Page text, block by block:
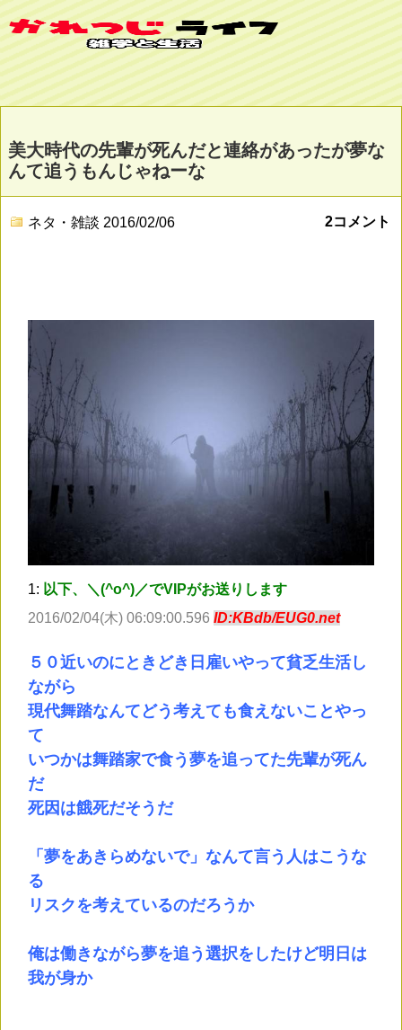
美大時代の先輩が死んだと連絡があったが夢な
んて追うもんじゃねーな
ネタ・雑談 2016/02/06 2コメント
1: 以下、＼(^o^)／でVIPがお送りします
2016/02/04(木) 06:09:00.596 ID:KBdb/EUG0.net
５０近いのにときどき日雇いやって貧乏生活し
ながら
現代舞踏なんてどう考えても食えないことやっ
て
いつかは舞踏家で食う夢を追ってた先輩が死ん
だ
死因は餓死だそうだ
「夢をあきらめないで」なんて言う人はこうな
る
リスクを考えているのだろうか
俺は働きながら夢を追う選択をしたけど明日は
我が身か